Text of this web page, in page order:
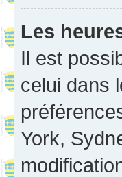
Les
Il est
celui dans
York,